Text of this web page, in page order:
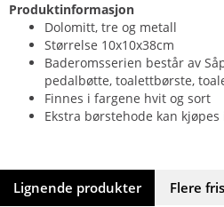
Produktinformasjon
Dolomitt, tre og metall
Størrelse 10x10x38cm
Baderomsserien består av
pedalbøtte, toalettbørste,
Finnes i fargene hvit og sort
Ekstra børstehode kan
Lignende produkter Flere